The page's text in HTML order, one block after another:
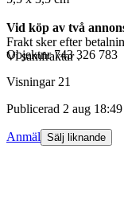
Vid köp av två
Frakt sker efter
Vi samfraktar .
Objektnr 743 326 783
Visningar 21
Publicerad 2 aug 18:49
Anmäl Sälj liknande